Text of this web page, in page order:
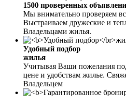
1500 проверенных
Мы внимательно проверяем
Выстраиваем дружеские и
Владельцами жилья.
Удобный подбор
жилья
Учитывая Ваши пожелания
цене и удобствам жилье.
Владельцем